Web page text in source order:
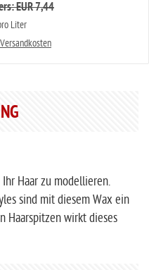
EUR 7,44
Liter
Haar zu modellieren.
sind mit diesem Wax ein
Haarspitzen wirkt dieses